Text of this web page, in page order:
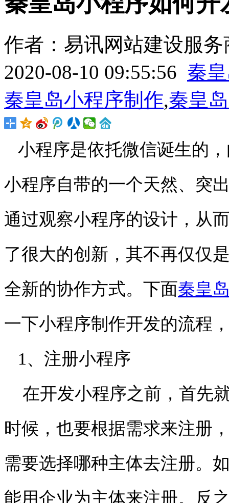
作者：易讯网站建设服
2020-08-10 09:55:56 秦
秦皇岛小程序制作,秦皇
小程序是依托微信诞生的
小程序自带的一个天然、突
通过观察小程序的设计，从
了很大的创新，其不再仅仅
全新的协作方式。下面秦皇
一下小程序制作开发的流程
1、注册小程序
在开发小程序之前，首先
时候，也要根据需求来注册
需要选择哪种主体去注册。
能用企业为主体来注册。反